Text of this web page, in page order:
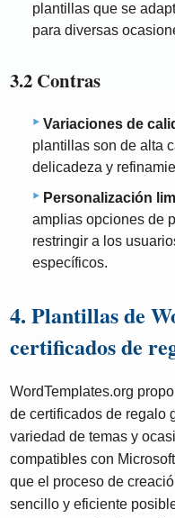
plantillas que se
para diversas
3.2 Contras
Variaciones de
plantillas son de alta
delicadeza y
Personalización
amplias opciones de
restringir a los
específicos.
4. Plantillas de
certificados de
WordTemplates.org
de certificados de regalo
variedad de temas y
compatibles con
que el proceso de
sencillo y eficiente